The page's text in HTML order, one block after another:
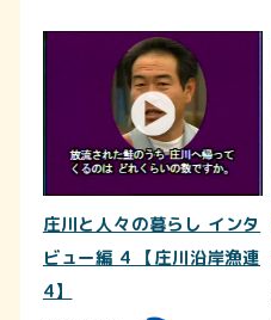
庄川と人々の暮らし インタ
ビュー編 4 【庄川沿岸漁連
4】